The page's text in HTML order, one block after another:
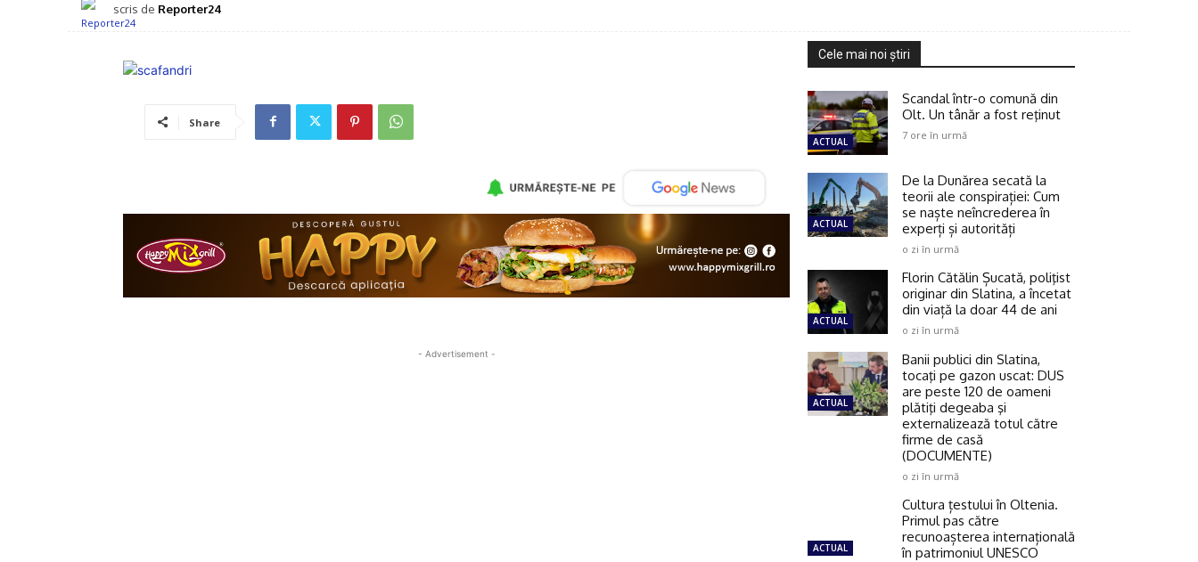
scris de Reporter24
Share
- Advertisement -
Cele mai noi ştiri
ACTUAL
Scandal într-o comună din
Olt. Un tânăr a fost reţinut
7 ore în urmă
ACTUAL
De la Dunărea secată la
teorii ale conspirației: Cum
se naște neîncrederea în
experți și autorități
o zi în urmă
ACTUAL
Florin Cătălin Șucată, poliţist
originar din Slatina, a încetat
din viață la doar 44 de ani
o zi în urmă
ACTUAL
Banii publici din Slatina,
tocaţi pe gazon uscat: DUS
are peste 120 de oameni
plătiţi degeaba şi
externalizează totul către
firme de casă
(DOCUMENTE)
o zi în urmă
ACTUAL
Cultura țestului în Oltenia.
Primul pas către
recunoașterea internațională
în patrimoniul UNESCO